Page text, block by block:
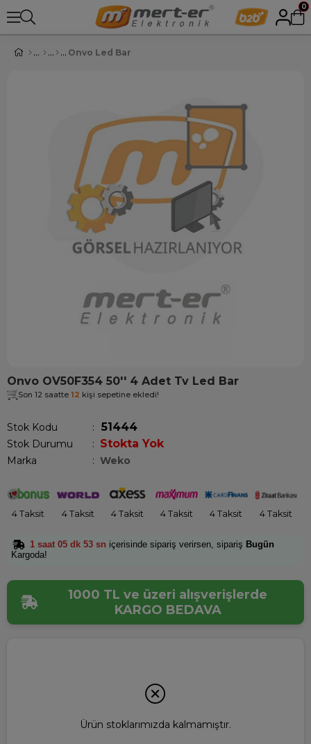
0
Onvo Led Bar
Onvo OV50F354 50'' 4 Adet Tv Led Bar
Son 12 saatte 12 kişi sepetine ekledi!
Stok Kodu 51444
Stok Durumu : Stokta Yok
Marka : Weko
4 Taksit 4 Taksit 4 Taksit 4 Taksit 4 Taksit 4 Taksit
1 saat 05 dk 53 sn içerisinde sipariş verirsen, sipariş Bugün
Kargoda!
1000 TL ve üzeri alışverişlerde
KARGO BEDAVA
Ürün stoklarımızda kalmamıştır.